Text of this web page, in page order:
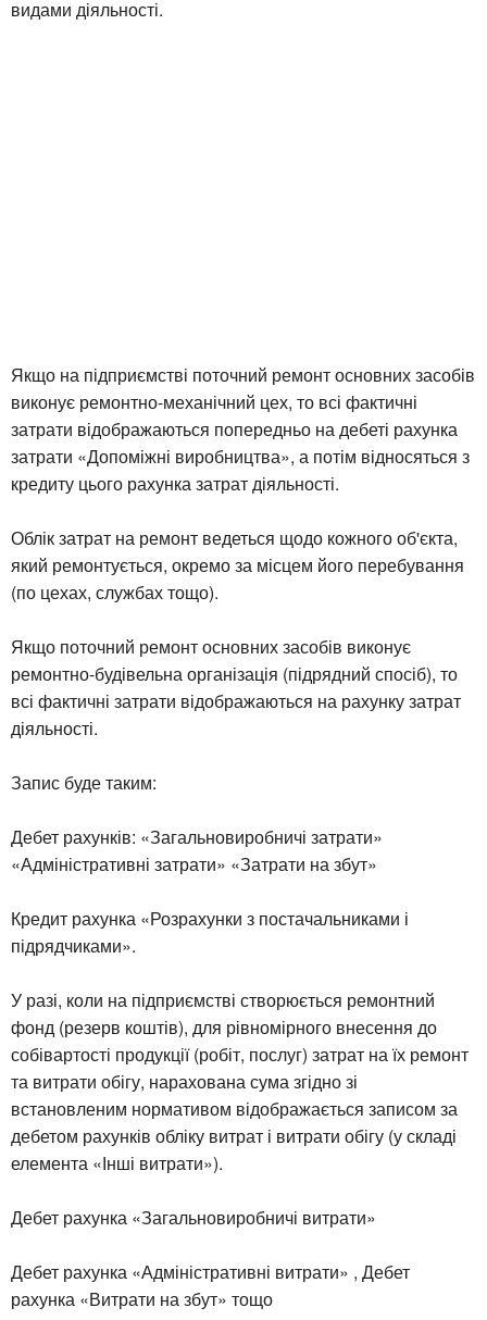
видами діяльності.
Якщо на підприємстві поточний ремонт основних засобів
виконує ремонтно-механічний цех, то всі фактичні
затрати відображаються попередньо на дебеті рахунка
затрати «Допоміжні виробництва», а потім відносяться з
кредиту цього рахунка затрат діяльності.
Облік затрат на ремонт ведеться щодо кожного об'єкта,
який ремонтується, окремо за місцем його перебування
(по цехах, службах тощо).
Якщо поточний ремонт основних засобів виконує
ремонтно-будівельна організація (підрядний спосіб), то
всі фактичні затрати відображаються на рахунку затрат
діяльності.
Запис буде таким:
Дебет рахунків: «Загальновиробничі затрати»
«Адміністративні затрати» «Затрати на збут»
Кредит рахунка «Розрахунки з постачальниками і
підрядчиками».
У разі, коли на підприємстві створюється ремонтний
фонд (резерв коштів), для рівномірного внесення до
собівартості продукції (робіт, послуг) затрат на їх ремонт
та витрати обігу, нарахована сума згідно зі
встановленим нормативом відображається записом за
дебетом рахунків обліку витрат і витрати обігу (у складі
елемента «Інші витрати»).
Дебет рахунка «Загальновиробничі витрати»
Дебет рахунка «Адміністративні витрати» , Дебет
рахунка «Витрати на збут» тощо